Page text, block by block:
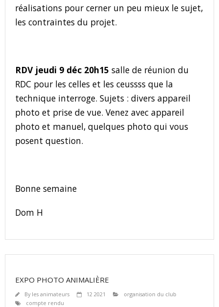
réalisations pour cerner un peu mieux le sujet,
les contraintes du projet.
RDV jeudi 9 déc 20h15 salle de réunion du
RDC pour les celles et les ceussss que la
technique interroge. Sujets : divers appareil
photo et prise de vue. Venez avec appareil
photo et manuel, quelques photo qui vous
posent question.
Bonne semaine
Dom H
EXPO PHOTO ANIMALIÈRE
By les animateurs 12 2021
organisation du club
compte rendu